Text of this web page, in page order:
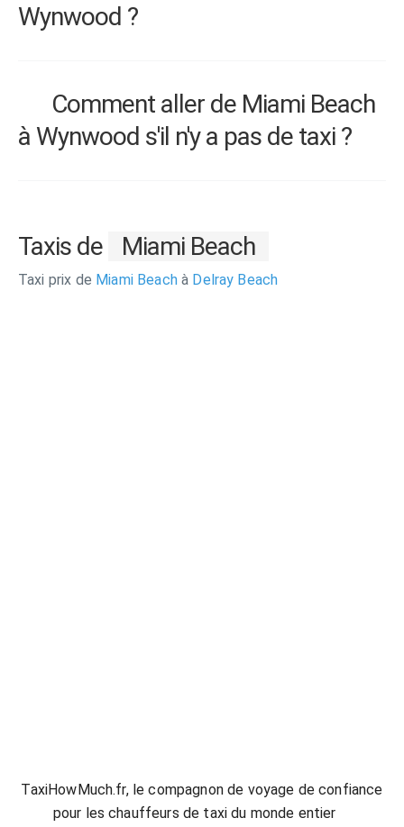
Wynwood ?
Comment aller de Miami Beach
à Wynwood s'il n'y a pas de taxi ?
Taxis de Miami Beach
Taxi prix de Miami Beachà Delray Beach
TaxiHowMuch.fr, le compagnon de voyage de confiance
pour les chauffeurs de taxi du monde entier